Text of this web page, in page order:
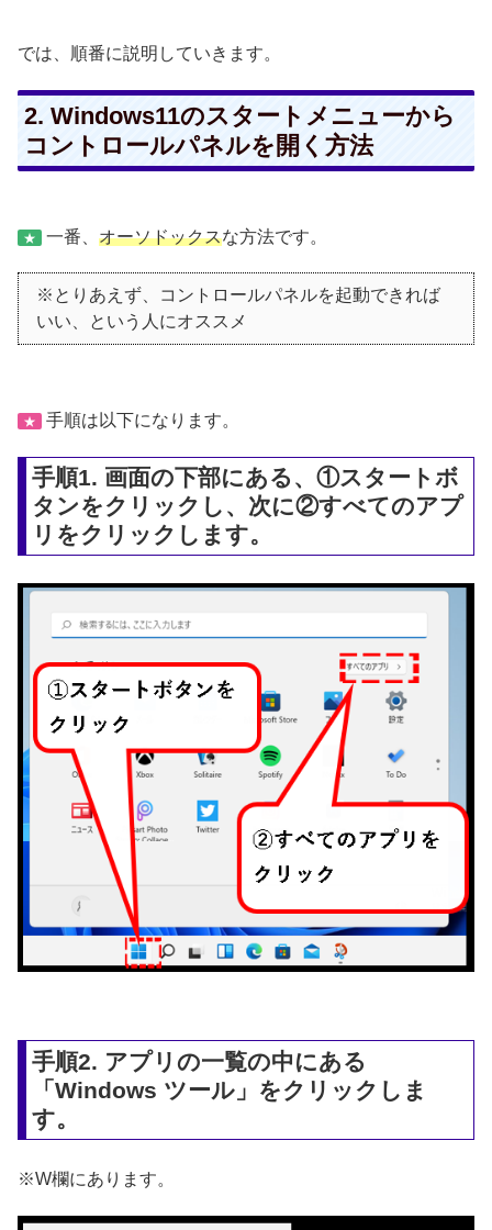
では、順番に説明していきます。
2. Windows11のスタートメニューから
コントロールパネルを開く方法
★ 一番、 オーソドックスな方法です。
※とりあえず、コントロールパネルを起動できれば
いい、という人にオススメ
★ 手順は以下になります。
手順1. 画面の下部にある、①スタートボ
タンをクリックし、次に②すべてのアプ
リをクリックします。
手順2. アプリの一覧の中にある
「Windows ツール」をクリックしま
す。
※W欄にあります。